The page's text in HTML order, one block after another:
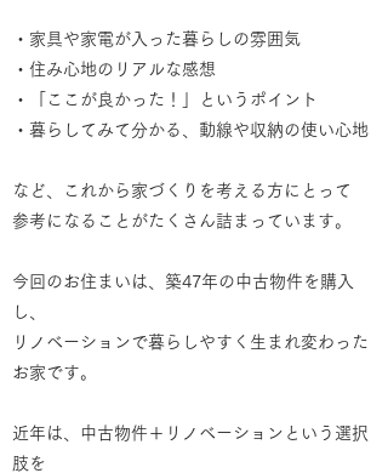
・家具や家電が入った暮らしの雰囲気
・住み心地のリアルな感想
・「ここが良かった！」というポイント
・暮らしてみて分かる、動線や収納の使い心地
など、これから家づくりを考える方にとって
参考になることがたくさん詰まっています。
今回のお住まいは、築47年の中古物件を購入
し、
リノベーションで暮らしやすく生まれ変わった
お家です。
近年は、中古物件＋リノベーションという選択
肢を